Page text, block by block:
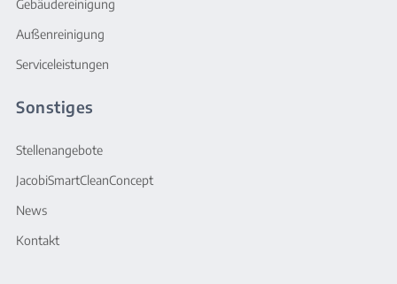
Gebäudereinigung
Außenreinigung
Serviceleistungen
Sonstiges
Stellenangebote
JacobiSmartCleanConcept
News
Kontakt